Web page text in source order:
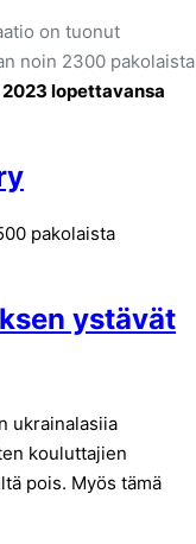
on tuonut
noin 2300 pakolaista
lopettavansa
pakolaista
ystävät
ukrainalasiia
kouluttajien
pois. Myös tämä